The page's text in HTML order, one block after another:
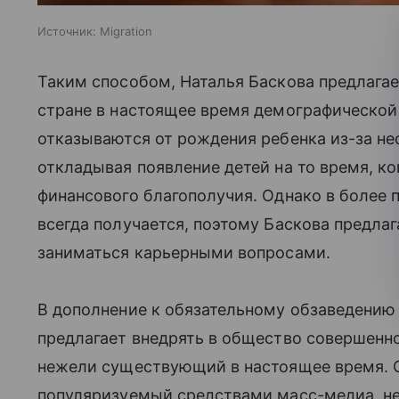
Источник: Migration
Таким способом, Наталья Баскова
стране в настоящее время
отказываются от рождения ребенка из-за
откладывая появление детей на то время,
финансового благополучия. Однако в более
всегда получается, поэтому Баскова
заниматься карьерными вопросами.
В дополнение к обязательному
предлагает внедрять в общество
нежели существующий в настоящее время.
популяризуемый средствами масс-медиа,